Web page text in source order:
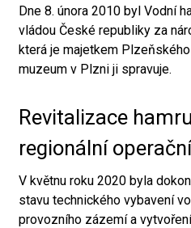
Dne 8. února 2010 byl Vodní
vládou České republiky za
která je majetkem
muzeum v Plzni ji spravuje.
Revitalizace
regionální
V květnu roku 2020 byla
stavu technického vybavení
provozního zázemí a